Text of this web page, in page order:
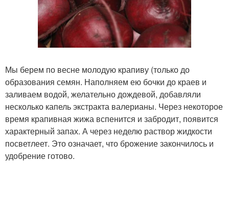
Мы берем по весне молодую крапиву (только до
образования семян. Наполняем ею бочки до краев и
заливаем водой, желательно дождевой, добавляли
несколько капель экстракта валерианы. Через некоторое
время крапивная жижа вспенится и забродит, появится
характерный запах. А через неделю раствор жидкости
посветлеет. Это означает, что брожение закончилось и
удобрение готово.